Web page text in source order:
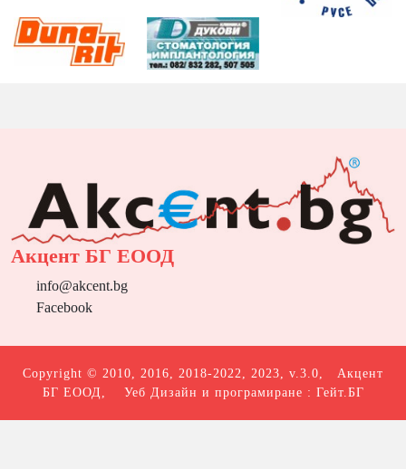
Акцент БГ ЕООД
info@akcent.bg
Facebook
Copyright © 2010, 2016, 2018-2022, 2023, v.3.0, Акцент
БГ ЕООД , Уеб Дизайн и програмиране : Гейт.БГ